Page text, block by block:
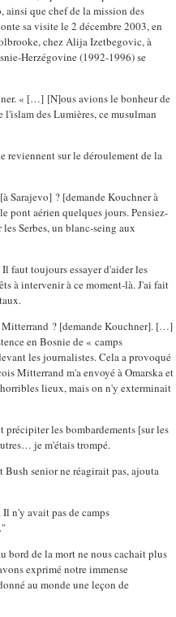
ainsi que chef de la mission des
sa visite le 2 décembre 2003, en
chez Alija Izetbegovic, à
Herzégovine (1992-1996) se
« […] [N]ous avions le bonheur de
des Lumières, ce musulman
reviennent sur le déroulement de la
Sarajevo] ? [demande Kouchner à
pont aérien quelques jours. Pensiez-
Serbes, un blanc-seing aux
faut toujours essayer d'aider les
à intervenir à ce moment-là. J'ai fait
Mitterrand ? [demande Kouchner]. […]
en Bosnie de « camps
les journalistes. Cela a provoqué
Mitterrand m'a envoyé à Omarska et
lieux, mais on n'y exterminait
précipiter les bombardements [sur les
je m'étais trompé.
senior ne réagirait pas, ajouta
n'y avait pas de camps
bord de la mort ne nous cachait plus
exprimé notre immense
au monde une leçon de